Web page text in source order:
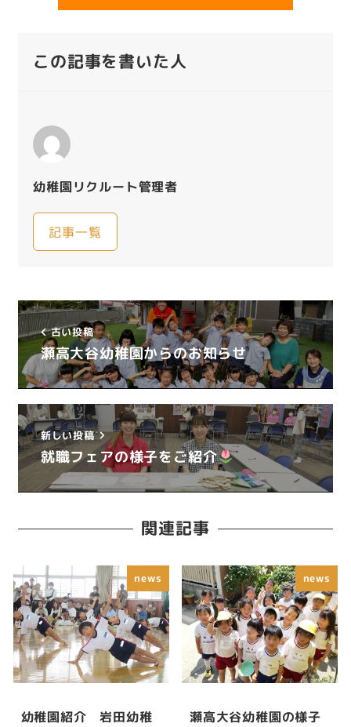
この記事を書いた人
幼稚園リクルート管理者
記事一覧
古い投稿
瀬高大谷幼稚園からのお知らせ
新しい投稿
就職フェアの様子をご紹介
関連記事
news
幼稚園紹介 岩田幼稚
news
瀬高大谷幼稚園の様子